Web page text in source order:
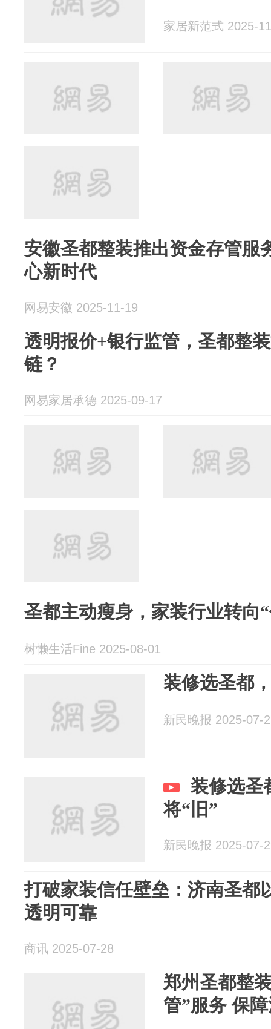
家居新范式 2025-
安徽圣都整装推出资金存管服
心新时代
网易安徽 2025-11-19
透明报价+银行监管，圣都整
链？
网易家居承德 2025-09-17
圣都主动瘦身，家装行业转向
树懒生活Fine 2025-08-01
装修选圣都
新民晚报 2025-07-
装修选圣
将“旧”
新民晚报 2025-07-
打破家装信任壁垒：济南圣都
透明可靠
商讯 2025-07-28
郑州圣都整
管”服务 保